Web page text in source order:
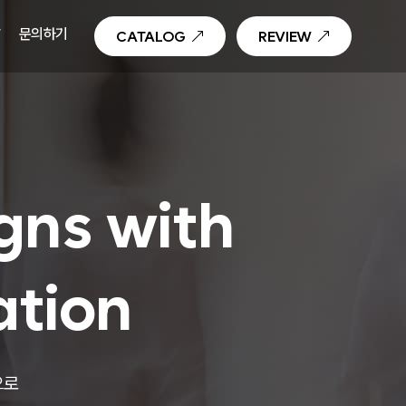
문의하기 CATALOG REVIEW
with